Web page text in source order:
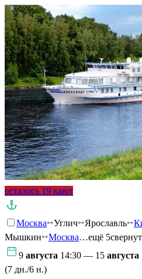
осталось 19 кают
Москва Углич Ярославль
Мышкин
Москва…ещё 5
9 августа 14:30 — 15 августа
(7 дн./6 н.)